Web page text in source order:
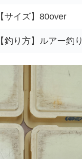
【サイズ】80over
【釣り方】ルアー釣り